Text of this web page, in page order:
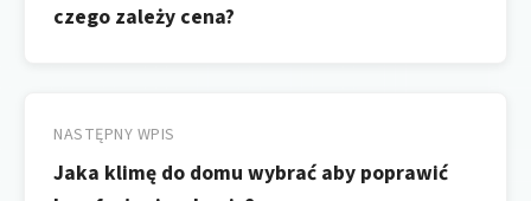
czego zależy cena?
NASTĘPNY WPIS
Jaka klimę do domu wybrać aby poprawić